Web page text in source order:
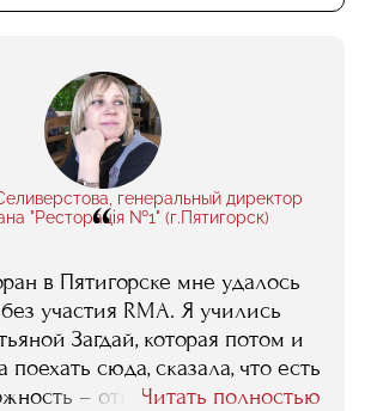
генеральный директор
"Ресторацiя №1" (г.Пятигорск)
“
в Пятигорске мне удалось
участия RMA. Я учились
Загдай, которая потом и
сюда, сказала, что есть
– открыть ресторан..."
Читать полностью